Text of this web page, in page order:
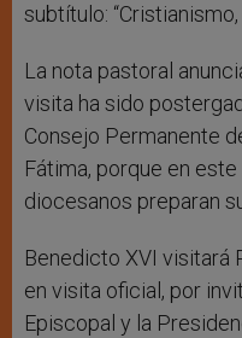
subtítulo:
La nota pastoral
visita ha sido
Consejo Permanente
Fátima, porque en
diocesanos preparan
Benedicto XVI visitará
en visita oficial, por
Episcopal y la